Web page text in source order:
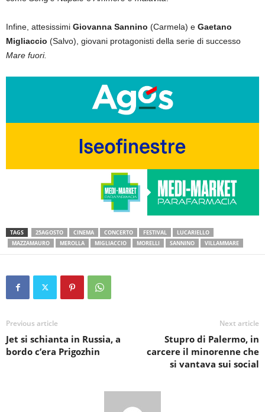
Infine, attesissimi Giovanna Sannino (Carmela) e Gaetano
Migliaccio (Salvo), giovani protagonisti della serie di successo
Mare fuori.
TAGS 25AGOSTO CINEMA CONCERTO FESTIVAL
LUCARIELLO
MAZZAMAURO
MEROLLA MIGLIACCIO MORELLI SANNINO VILLAMMARE
Previous article
Jet si schianta in Russia, a
bordo c’era Prigozhin
Next article
Stupro di Palermo, in
carcere il minorenne che
si vantava sui social